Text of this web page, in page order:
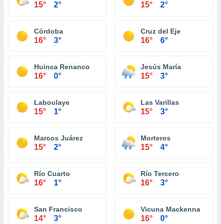
15° 2° 15° 2°
Córdoba
16° 3°
Cruz del Eje
16° 6°
Huinca Renanco
16° 0°
Jesús María
15° 3°
Laboulaye
15° 1°
Las Varillas
15° 3°
Marcos Juárez
15° 2°
Morteros
15° 4°
Río Cuarto
16° 1°
Río Tercero
16° 3°
San Francisco
14° 3°
Vicuna Mackenna
16° 0°